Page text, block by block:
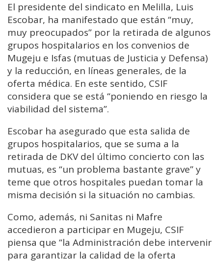
El presidente del sindicato en Melilla, Luis
Escobar, ha manifestado que están “muy,
muy preocupados” por la retirada de algunos
grupos hospitalarios en los convenios de
Mugeju e Isfas (mutuas de Justicia y Defensa)
y la reducción, en líneas generales, de la
oferta médica. En este sentido, CSIF
considera que se está “poniendo en riesgo la
viabilidad del sistema”.
Escobar ha asegurado que esta salida de
grupos hospitalarios, que se suma a la
retirada de DKV del último concierto con las
mutuas, es “un problema bastante grave” y
teme que otros hospitales puedan tomar la
misma decisión si la situación no cambias.
Como, además, ni Sanitas ni Mafre
accedieron a participar en Mugeju, CSIF
piensa que “la Administración debe intervenir
para garantizar la calidad de la oferta